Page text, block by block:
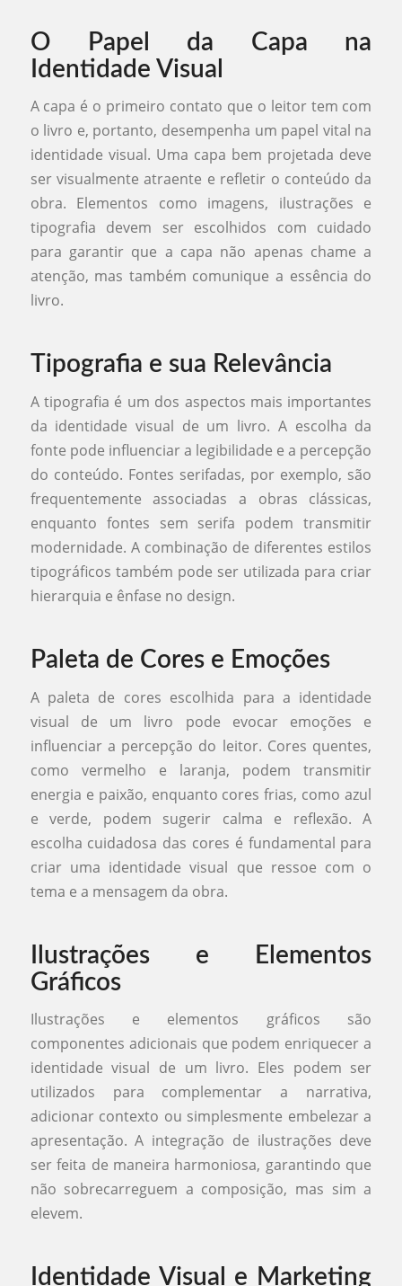
O Papel da Capa na
Identidade Visual
A capa é o primeiro contato que o leitor tem com
o livro e, portanto, desempenha um papel vital na
identidade visual. Uma capa bem projetada deve
ser visualmente atraente e refletir o conteúdo da
obra. Elementos como imagens, ilustrações e
tipografia devem ser escolhidos com cuidado
para garantir que a capa não apenas chame a
atenção, mas também comunique a essência do
livro.
Tipografia e sua Relevância
A tipografia é um dos aspectos mais importantes
da identidade visual de um livro. A escolha da
fonte pode influenciar a legibilidade e a percepção
do conteúdo. Fontes serifadas, por exemplo, são
frequentemente associadas a obras clássicas,
enquanto fontes sem serifa podem transmitir
modernidade. A combinação de diferentes estilos
tipográficos também pode ser utilizada para criar
hierarquia e ênfase no design.
Paleta de Cores e Emoções
A paleta de cores escolhida para a identidade
visual de um livro pode evocar emoções e
influenciar a percepção do leitor. Cores quentes,
como vermelho e laranja, podem transmitir
energia e paixão, enquanto cores frias, como azul
e verde, podem sugerir calma e reflexão. A
escolha cuidadosa das cores é fundamental para
criar uma identidade visual que ressoe com o
tema e a mensagem da obra.
Ilustrações e Elementos
Gráficos
Ilustrações e elementos gráficos são
componentes adicionais que podem enriquecer a
identidade visual de um livro. Eles podem ser
utilizados para complementar a narrativa,
adicionar contexto ou simplesmente embelezar a
apresentação. A integração de ilustrações deve
ser feita de maneira harmoniosa, garantindo que
não sobrecarreguem a composição, mas sim a
elevem.
Identidade Visual e Marketing